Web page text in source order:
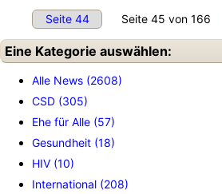
Seite 44 Seite 45 von 166
Eine Kategorie auswählen:
Alle News (2608)
CSD (305)
Ehe für Alle (57)
Gesundheit (18)
HIV (10)
International (208)